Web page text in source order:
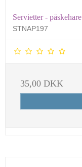
Servietter - påskehare
STNAP197
35,00 DKK